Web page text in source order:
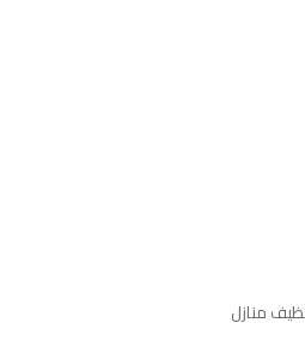
منازل